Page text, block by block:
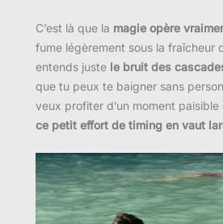
C’est là que la magie opère
fume légèrement sous la fraîcheur
entends juste le bruit des
que tu peux te baigner sans
veux profiter d’un moment paisible
ce petit effort de timing en vaut